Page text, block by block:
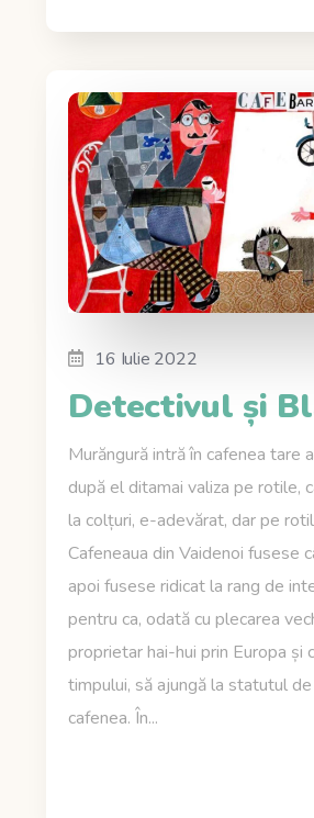
16 Iulie 2022
Detectivul și
Murăngură intră în cafenea tare
după el ditamai valiza pe rotile,
la colțuri, e-adevărat, dar pe
Cafeneaua din Vaidenoi fusese
apoi fusese ridicat la rang de
pentru ca, odată cu plecarea
proprietar hai-hui prin Europa și
timpului, să ajungă la statutul
cafenea. În...